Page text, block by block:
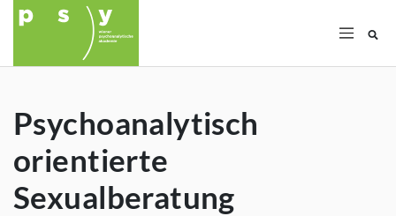
Psychoanalytisch
orientierte
Sexualberatung